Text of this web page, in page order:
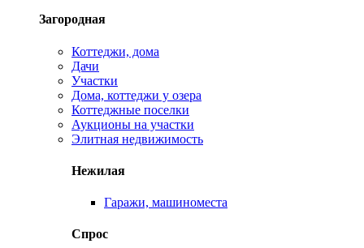
Загородная
Коттеджи, дома
Дачи
Участки
Дома, коттеджи у озера
Коттеджные поселки
Аукционы на участки
Элитная недвижимость
Нежилая
Гаражи, машиноместа
Спрос